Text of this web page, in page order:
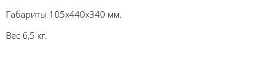
Габариты 105х440х340 мм.
Вес 6,5 кг.